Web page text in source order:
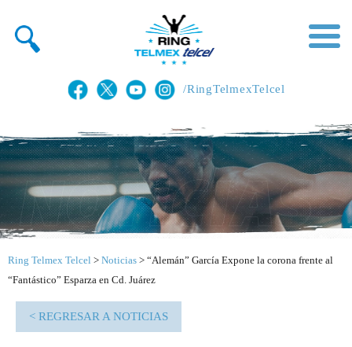
/RingTelmexTelcel
Ring Telmex Telcel > Noticias > “Alemán” García Expone la corona frente al
“Fantástico” Esparza en Cd. Juárez
< REGRESAR A NOTICIAS